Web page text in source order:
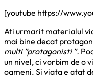
[youtube https://
Ati urmarit materialul
mai bine decat
multi ”protagonisti ”.
un nivel, ci vorbim de o
oameni. Si viata e atat